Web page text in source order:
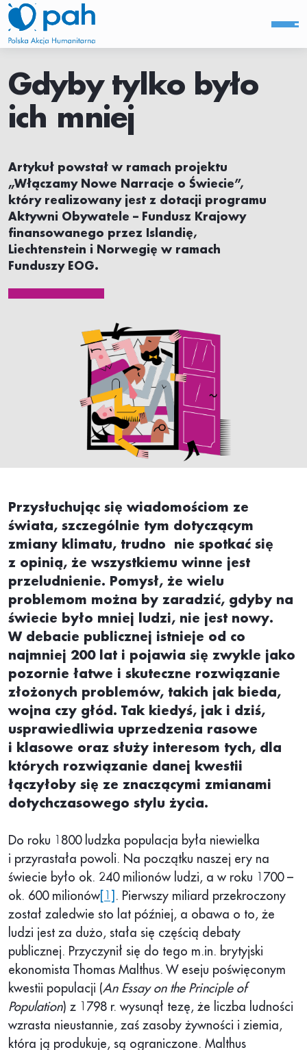
Gdyby tylko było
ich mniej
Artykuł powstał w ramach projektu
„Włączamy Nowe Narracje o Świecie”,
który realizowany jest z dotacji programu
Aktywni Obywatele – Fundusz Krajowy
finansowanego przez Islandię,
Liechtenstein i Norwegię w ramach
Funduszy EOG.
Przysłuchując się wiadomościom ze
świata, szczególnie tym dotyczącym
zmiany klimatu, trudno nie spotkać się
z opinią, że wszystkiemu winne jest
przeludnienie. Pomysł, że wielu
problemom można by zaradzić, gdyby na
świecie było mniej ludzi, nie jest nowy.
W debacie publicznej istnieje od co
najmniej 200 lat i pojawia się zwykle jako
pozornie łatwe i skuteczne rozwiązanie
złożonych problemów, takich jak bieda,
wojna czy głód. Tak kiedyś, jak i dziś,
usprawiedliwia uprzedzenia rasowe
i klasowe oraz służy interesom tych, dla
których rozwiązanie danej kwestii
łączyłoby się ze znaczącymi zmianami
dotychczasowego stylu życia.
Do roku 1800 ludzka populacja była niewielka
i przyrastała powoli. Na początku naszej ery na
świecie było ok. 240 milionów ludzi, a w roku 1700 –
ok. 600 milionów
. Pierwszy miliard przekroczony
został zaledwie sto lat później, a obawa o to, że
ludzi jest za dużo, stała się częścią debaty
publicznej. Przyczynił się do tego m.in. brytyjski
ekonomista Thomas Malthus. W eseju poświęconym
kwestii populacji (An Essay on the Principle of
Population) z 1798 r. wysunął tezę, że liczba ludności
wzrasta nieustannie, zaś zasoby żywności i ziemia,
która ją produkuje, są ograniczone. Malthus